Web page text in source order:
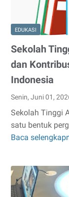
EDUKASI
Sekolah
dan
Indonesia
Senin, Juni 01,
Sekolah Tinggi
satu bentuk
Baca